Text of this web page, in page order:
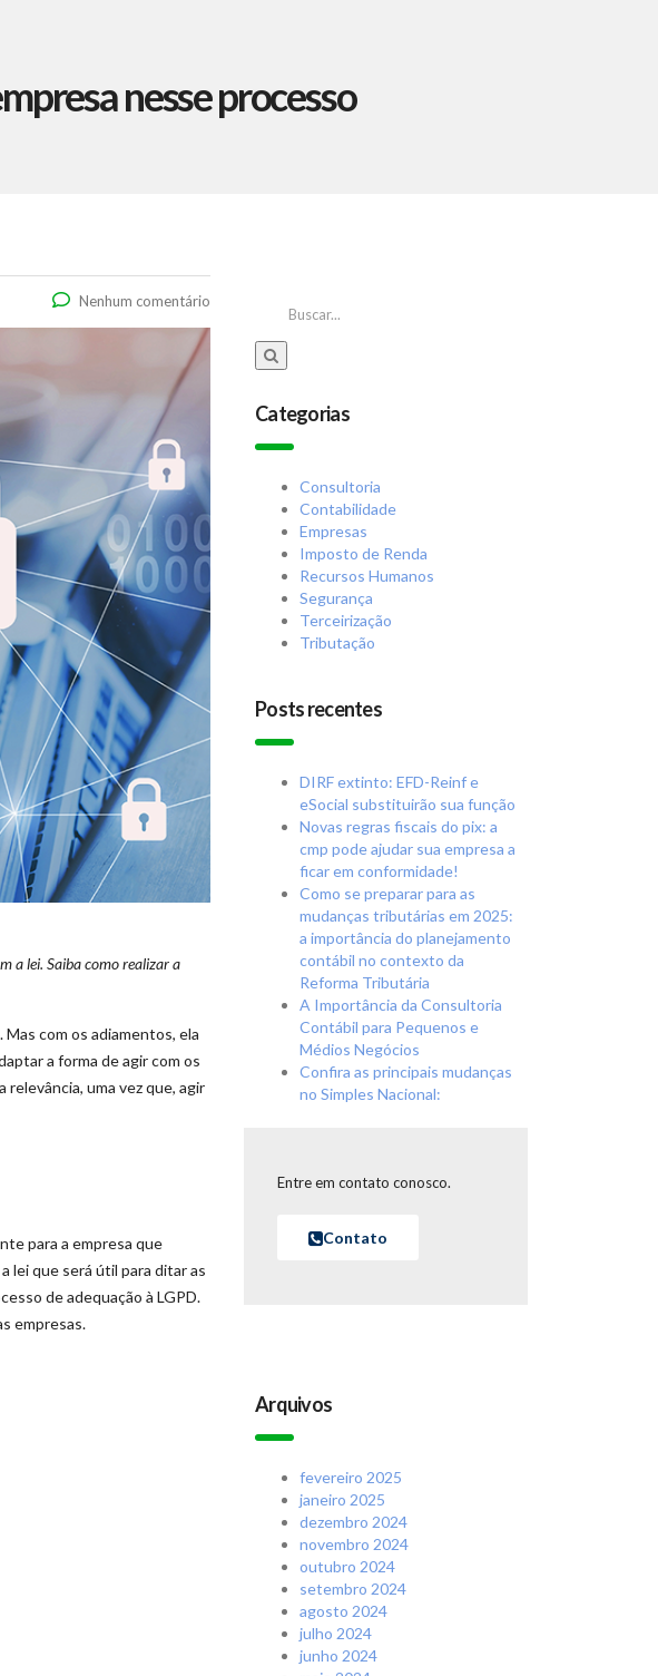
nesse processo
Nenhum comentário
a lei. Saiba como realizar a
com os adiamentos, ela
a forma de agir com os
uma vez que, agir
para a empresa que
lei que será útil para ditar as
de adequação à LGPD.
empresas.
Categorias
Consultoria
Contabilidade
Empresas
Imposto de Renda
Recursos Humanos
Segurança
Terceirização
Tributação
Posts recentes
DIRF extinto: EFD-Reinf e
eSocial substituirão sua função
Novas regras fiscais do pix: a
cmp pode ajudar sua empresa a
ficar em conformidade!
Como se preparar para as
mudanças tributárias em 2025:
a importância do planejamento
contábil no contexto da
Reforma Tributária
A Importância da Consultoria
Contábil para Pequenos e
Médios Negócios
Confira as principais mudanças
no Simples Nacional:
Entre em contato conosco.
Contato
Arquivos
fevereiro 2025
janeiro 2025
dezembro 2024
novembro 2024
outubro 2024
setembro 2024
agosto 2024
julho 2024
junho 2024